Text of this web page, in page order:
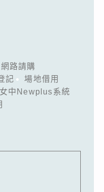
網路請購
記
場地借用
中Newplus系統